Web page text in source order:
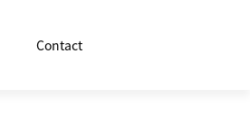
Contact